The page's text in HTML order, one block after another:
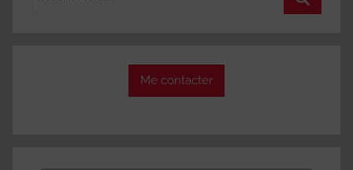
Me contacter